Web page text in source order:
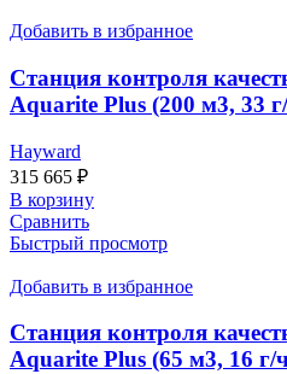
Добавить в избранное
Станция контроля
Aquarite Plus (200 м3, 33
Hayward
315 665 ₽
В корзину
Сравнить
Быстрый просмотр
Добавить в избранное
Станция контроля
Aquarite Plus (65 м3, 16 г/